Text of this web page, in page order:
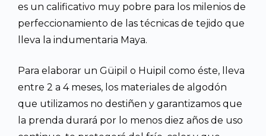
es un calificativo muy pobre para los milenios de
perfeccionamiento de las técnicas de tejido que
lleva la indumentaria Maya.
Para elaborar un Güipil o Huipil como éste, lleva
entre 2 a 4 meses, los materiales de algodón
que utilizamos no destiñen y garantizamos que
la prenda durará por lo menos diez años de uso